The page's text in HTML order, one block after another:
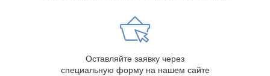
Оставляйте заявку через
специальную форму на нашем сайте